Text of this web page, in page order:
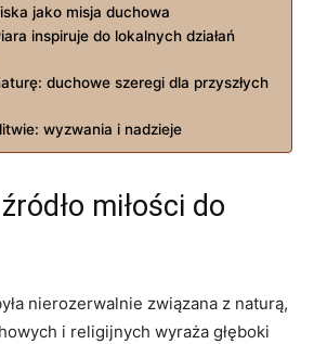
jako misja duchowa
inspiruje do lokalnych działań
duchowe ‍szeregi dla przyszłych
wyzwania i nadzieje
miłości do
nierozerwalnie związana z naturą,
i religijnych wyraża głęboki